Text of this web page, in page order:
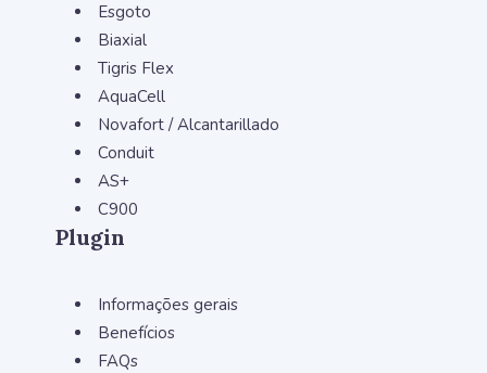
Esgoto
Biaxial
Tigris Flex
AquaCell
Novafort / Alcantarillado
Conduit
AS+
C900
Plugin
Informações gerais
Benefícios
FAQs